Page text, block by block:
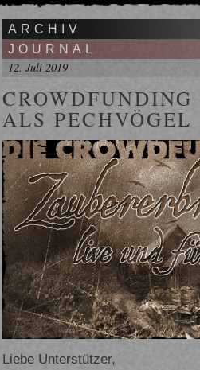
ARCHIV
JOURNAL
12. Juli 2019
ALS PECHVÖGEL
Liebe Unterstützer,